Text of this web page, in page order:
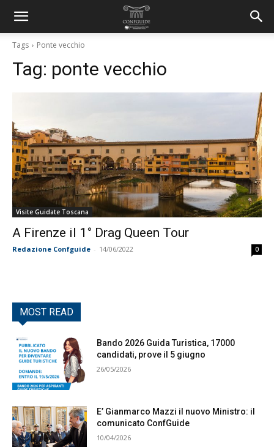
Tags Ponte vecchio
Tag: ponte vecchio
Visite Guidate Toscana
A Firenze il 1° Drag Queen Tour
Redazione Confguide - 14/06/2022 0
MOST READ
Bando 2026 Guida Turistica, 17000
candidati, prove il 5 giugno
26/05/2026
E’ Gianmarco Mazzi il nuovo Ministro: il
comunicato ConfGuide
10/04/2026